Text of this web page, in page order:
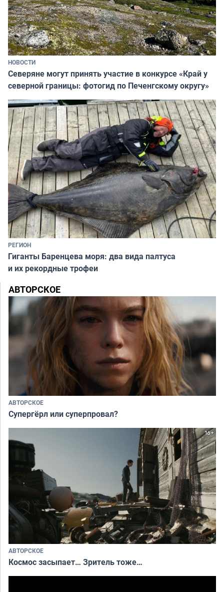
НОВОСТИ
Северяне могут принять участие в конкурсе «Край у
северной границы: фотогид по Печенгскому округу»
РЕГИОН
Гиганты Баренцева моря: два вида палтуса
и их рекордные трофеи
АВТОРСКОЕ
АВТОРСКОЕ
Супергёрл или суперпровал?
АВТОРСКОЕ
Космос засыпает… Зритель тоже…